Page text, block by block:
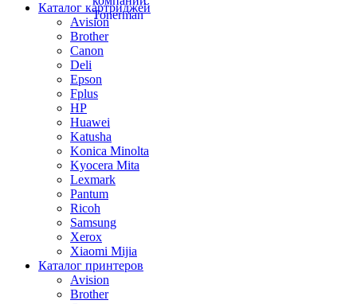
Каталог картриджей
Avision
Brother
Canon
Deli
Epson
Fplus
HP
Huawei
Katusha
Konica Minolta
Kyocera Mita
Lexmark
Pantum
Ricoh
Samsung
Xerox
Xiaomi Mijia
Каталог принтеров
Avision
Brother